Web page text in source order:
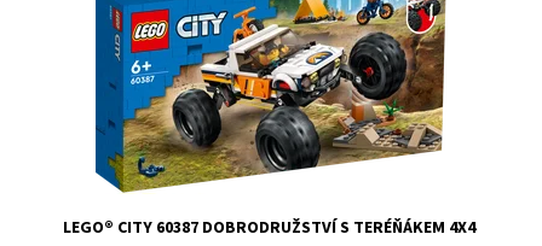
Dostupnost:
Skladem3
10680
Značka:
LEGO
LEGO® CITY 60387 DOBRODRUŽSTVÍ S TERÉŇÁKEM 4X4